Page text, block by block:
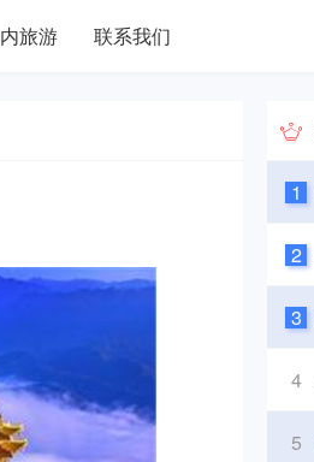
旅游 联系我们
1
2
3
4
5